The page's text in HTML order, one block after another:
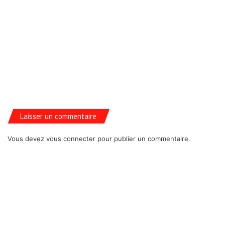
Laisser un commentaire
Vous devez vous connecter pour publier un commentaire.